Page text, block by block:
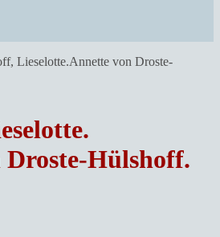
Lieselotte.Annette von Droste-
Hülshoff.